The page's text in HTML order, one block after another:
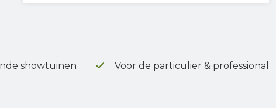
showtuinen Voor de particulier & professional